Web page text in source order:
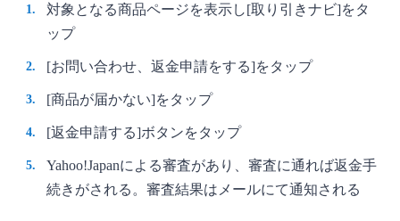
対象となる商品ページを表示し[取り引きナビ]をタ
ップ
[お問い合わせ、返金申請をする]をタップ
[商品が届かない]をタップ
[返金申請する]ボタンをタップ
Yahoo!Japanによる審査があり、審査に通れば返金手
続きがされる。審査結果はメールにて通知される